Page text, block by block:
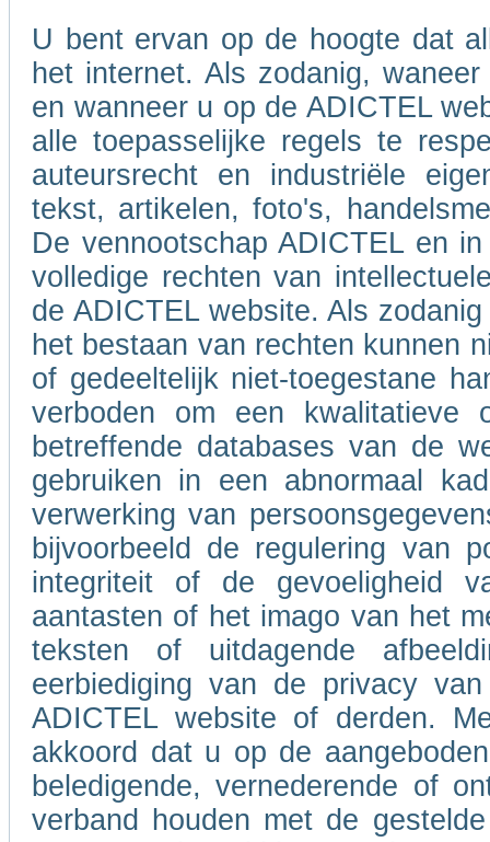
U bent ervan op de hoogte dat
het internet. Als zodanig,
en wanneer u op de ADICTEL
alle toepasselijke regels te
auteursrecht en industriële
tekst, artikelen, foto's,
De vennootschap ADICTEL en
volledige rechten van
de ADICTEL website. Als
het bestaan van rechten kunnen
of gedeeltelijk niet-toegestane
verboden om een
betreffende databases van de
gebruiken in een abnormaal
verwerking van
bijvoorbeeld de regulering van
integriteit of de gevoeligheid
aantasten of het imago van het
teksten of uitdagende
eerbiediging van de privacy
ADICTEL website of derden.
akkoord dat u op de
beledigende, vernederende of
verband houden met de